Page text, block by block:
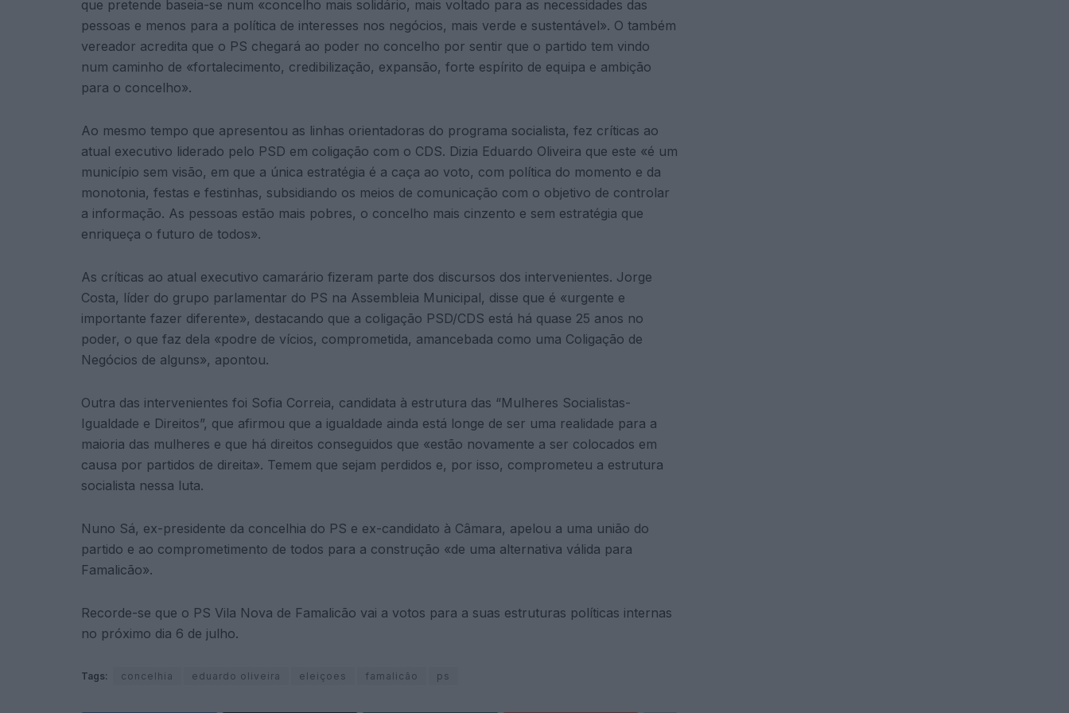
que pretende baseia-se num «concelho mais solidário, mais voltado para as necessidades das
pessoas e menos para a política de interesses nos negócios, mais verde e sustentável». O também
vereador acredita que o PS chegará ao poder no concelho por sentir que o partido tem vindo
num caminho de «fortalecimento, credibilização, expansão, forte espírito de equipa e ambição
para o concelho».
Ao mesmo tempo que apresentou as linhas orientadoras do programa socialista, fez críticas ao
atual executivo liderado pelo PSD em coligação com o CDS. Dizia Eduardo Oliveira que este «é um
município sem visão, em que a única estratégia é a caça ao voto, com política do momento e da
monotonia, festas e festinhas, subsidiando os meios de comunicação com o objetivo de controlar
a informação. As pessoas estão mais pobres, o concelho mais cinzento e sem estratégia que
enriqueça o futuro de todos».
As críticas ao atual executivo camarário fizeram parte dos discursos dos intervenientes. Jorge
Costa, líder do grupo parlamentar do PS na Assembleia Municipal, disse que é «urgente e
importante fazer diferente», destacando que a coligação PSD/CDS está há quase 25 anos no
poder, o que faz dela «podre de vícios, comprometida, amancebada como uma Coligação de
Negócios de alguns», apontou.
Outra das intervenientes foi Sofia Correia, candidata à estrutura das “Mulheres Socialistas-
Igualdade e Direitos”, que afirmou que a igualdade ainda está longe de ser uma realidade para a
maioria das mulheres e que há direitos conseguidos que «estão novamente a ser colocados em
causa por partidos de direita». Temem que sejam perdidos e, por isso, comprometeu a estrutura
socialista nessa luta.
Nuno Sá, ex-presidente da concelhia do PS e ex-candidato à Câmara, apelou a uma união do
partido e ao comprometimento de todos para a construção «de uma alternativa válida para
Famalicão».
Recorde-se que o PS Vila Nova de Famalicão vai a votos para a suas estruturas políticas internas
no próximo dia 6 de julho.
Tags: concelhia eduardo oliveira eleiçoes famalicão ps